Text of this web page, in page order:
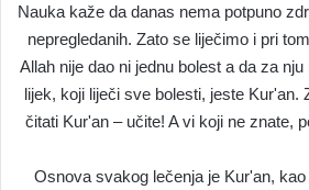
Nauka kaže da danas nema potpuno
nepregledanih. Zato se liječimo i pri
Allah nije dao ni jednu bolest a da za nju
lijek, koji liječi sve bolesti, jeste Kur'an.
čitati Kur'an – učite! A vi koji ne znate,
Osnova svakog lečenja je Kur'an,